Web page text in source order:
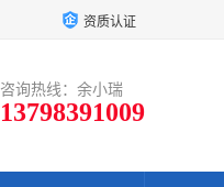
资质认证
咨询热线：余小瑞
13798391009